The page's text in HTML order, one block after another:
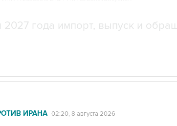
года импорт, выпуск и
ИРАНА 02:20, 8 августа 2026